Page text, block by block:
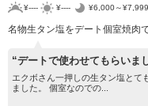
¥---- ¥---- ¥6,000～¥7,999
名物生タン塩をデート個室焼肉
“デートで使わせてもらいま
エクボさん一押しの生タン塩とて
ました。 個室なのでの...